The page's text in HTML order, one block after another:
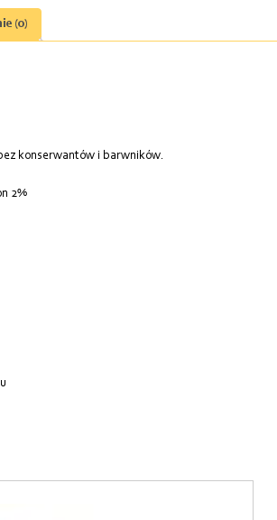
(0)
konserwantów i barwników.
2%